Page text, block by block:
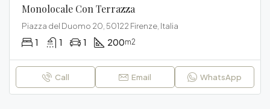
Monolocale Con Terrazza
Piazza del Duomo 20, 50122 Firenze, Italia
1 1 1 200m2
Call Email WhatsApp